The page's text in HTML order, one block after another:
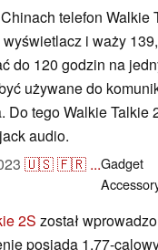
telefon Walkie
i waży
do 120 godzin na
używane do
Do tego Walkie Talkie
audio.
🇺🇸🇫🇷 ...Gadget
2S został
posiada 1,77-